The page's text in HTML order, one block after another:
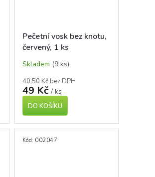
Pečetní vosk bez knotu,
červený, 1 ks
Skladem (9 ks)
40,50 Kč bez DPH
49 Kč / ks
DO KOŠÍKU
Kód: 002047